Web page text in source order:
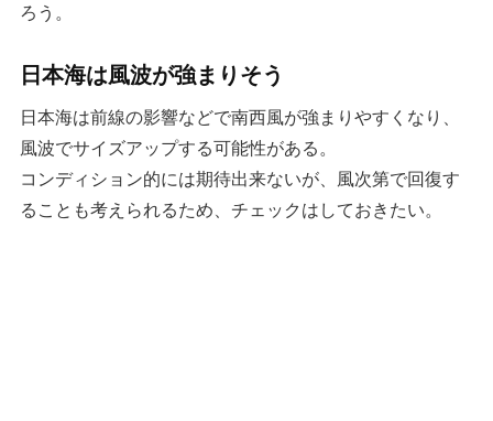
ろう。
日本海は風波が強まりそう
日本海は前線の影響などで南西風が強まりやすくなり、
風波でサイズアップする可能性がある。
コンディション的には期待出来ないが、風次第で回復す
ることも考えられるため、チェックはしておきたい。